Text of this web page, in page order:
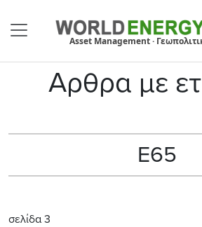
Asset Management ·
Αρθρα με
Ε65
σελίδα 3